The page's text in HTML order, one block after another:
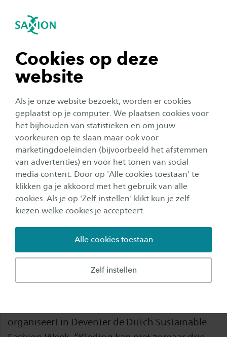
Cookies op deze
website
Als je onze website bezoekt, worden er cookies
geplaatst op je computer. We plaatsen cookies voor
het bijhouden van statistieken en om jouw
voorkeuren op te slaan maar ook voor
marketingdoeleinden (bijvoorbeeld het afstemmen
van advertenties) en voor het tonen van social
media content. Door op 'Alle cookies toestaan' te
klikken ga je akkoord met het gebruik van alle
cookies. Als je op 'Zelf instellen' klikt kun je zelf
kiezen welke cookies je accepteert.
Zelf instellen
Alle cookies toestaan
Navigatie openen
tonen
tonen
tonen
tonen
sluiten
Ondernemerschap
'Het moet leuk blijven, maar ik
wil wel dat ze het weten'
Auteur:
Tom Wassink
Publicatiedatum:
3 oktober 2019 Leestijd: Minuten
Dat we minder CO2 moeten uitstoten, daar zijn
we het allemaal over eens. Maar dat ook de
kledingindustrie veel duurzamer kan, dáár is
organiseert in Deventer de Dutch Sustainable